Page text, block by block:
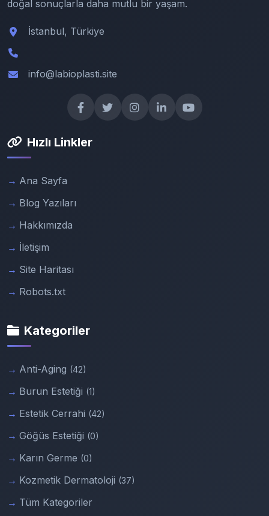
doğal sonuçlarla daha mutlu bir yaşam.
İstanbul, Türkiye
info@labioplasti.site
Hızlı Linkler
Ana Sayfa
Blog Yazıları
Hakkımızda
İletişim
Site Haritası
Robots.txt
Kategoriler
Anti-Aging (42)
Burun Estetiği (1)
Estetik Cerrahi (42)
Göğüs Estetiği (0)
Karın Germe (0)
Kozmetik Dermatoloji (37)
Tüm Kategoriler